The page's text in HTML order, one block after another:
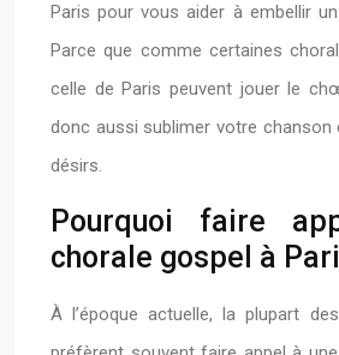
Paris pour vous aider à embellir
Parce que comme certaines
celle de Paris peuvent jouer le
donc aussi sublimer votre
désirs.
Pourquoi faire
chorale gospel à
À l’époque actuelle, la plupart